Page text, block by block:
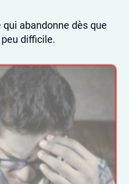
qui abandonne dès que
difficile.